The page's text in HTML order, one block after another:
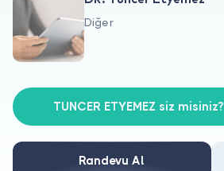
Hakkımızda
Doktorlar için
Diğer
TUNCER ETYEMEZ siz misiniz?
Randevu Al